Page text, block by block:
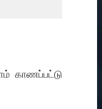
காணப்பட்டு